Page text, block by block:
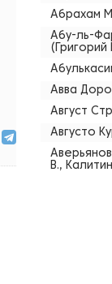
Абрахам
Абу-ль-
Авва
Август
Августо
В.,